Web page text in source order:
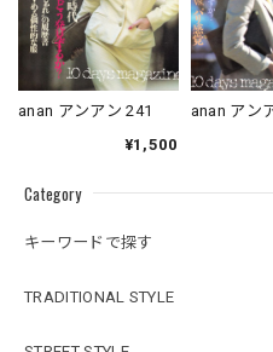
Category
キーワードで探す
TRADITIONAL STYLE
anan アンアン 241
¥1,500
anan アン